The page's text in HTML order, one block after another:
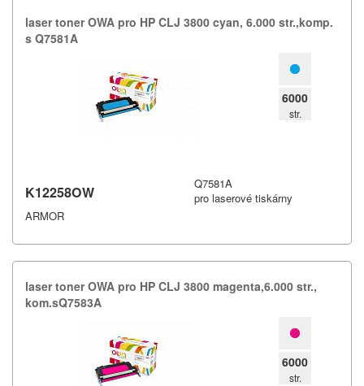
laser toner OWA pro HP CLJ 3800 cyan,​ 6.​000 str.​,​komp.​
s Q7581A
6000
str.
K12258OW
ARMOR
Q7581A
pro laserové tiskárny
laser toner OWA pro HP CLJ 3800 magenta,​6.​000 str.​,​
kom.​sQ7583A
6000
str.